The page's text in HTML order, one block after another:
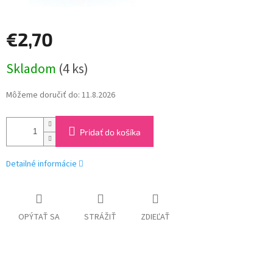
€2,70
cena:
Skladom (4 ks)
Môžeme doručiť do: 11.8.2026
Pridať do košíka
Detailné informácie
OPÝTAŤ SA STRÁŽIŤ ZDIEĽAŤ